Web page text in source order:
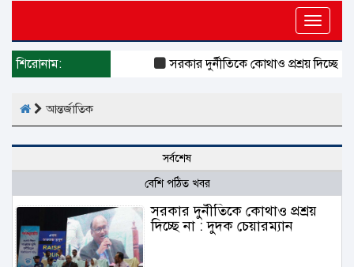
Toggle
শিরোনাম: সরকার দুর্নীতিকে কোথাও প্রশ্রয় দিচ্ছে না
আন্তর্জাতিক
সর্বশেষ
বেশি পঠিত খবর
সরকার দুর্নীতিকে কোথাও প্রশ্রয়
দিচ্ছে না : দুদক চেয়ারম্যান